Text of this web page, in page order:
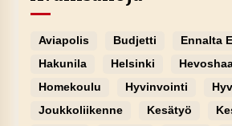
Aviapolis Budjetti
Ennalta
Hakunila
Helsinki
Homekoulu
Hyvinvointi
Joukkoliikenne
Kesätyö